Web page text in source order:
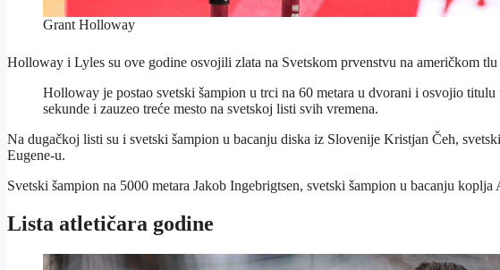
Grant Holloway
Holloway i Lyles su ove godine osvojili zlata na Svetskom prvenstvu na američkom
Holloway je postao svetski šampion u trci na 60 metara u dvorani i osvojio
sekunde i zauzeo treće mesto na svetskoj listi svih vremena.
Na dugačkoj listi su i svetski šampion u bacanju diska iz Slovenije Kristjan Čeh,
Eugene-u.
Svetski šampion na 5000 metara Jakob Ingebrigtsen, svetski šampion u bacanju
Lista atletičara godine